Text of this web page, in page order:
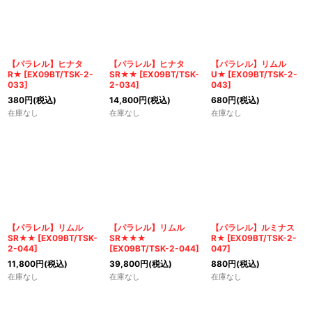
【パラレル】ヒナタ
R★ [EX09BT/TSK-2-
033]
380円(税込)
在庫なし
【パラレル】ヒナタ
SR★★ [EX09BT/TSK-
2-034]
14,800円(税込)
在庫なし
【パラレル】リムル
U★ [EX09BT/TSK-2-
043]
680円(税込)
在庫なし
【パラレル】リムル
SR★★ [EX09BT/TSK-
2-044]
11,800円(税込)
在庫なし
【パラレル】リムル
SR★★★
[EX09BT/TSK-2-044]
39,800円(税込)
在庫なし
【パラレル】ルミナス
R★ [EX09BT/TSK-2-
047]
880円(税込)
在庫なし